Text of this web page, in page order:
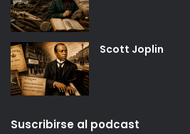
Scott Joplin
Suscribirse al podcast